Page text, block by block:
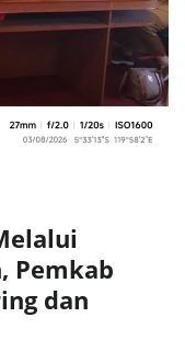
Pemkab
dan